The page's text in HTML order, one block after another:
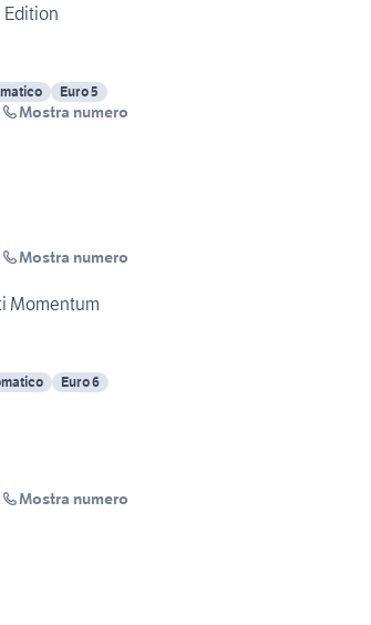
Edition
Euro 5
Mostra numero
Mostra numero
Momentum
Euro 6
Mostra numero